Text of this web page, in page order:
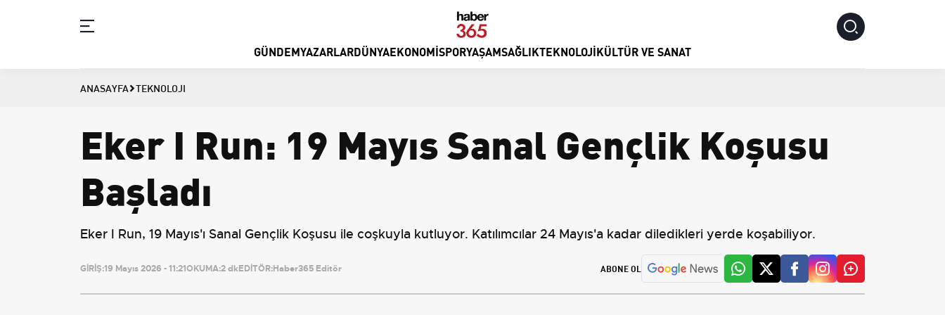
GÜNDEMYAZARLARDÜNYAEKONOMISPORYAŞAMSAĞLIKTEKNOLOJIKÜLTÜR VE SANAT
ANASAYFA TEKNOLOJI
Eker I Run: 19 Mayıs Sanal Gençlik Koşusu
Başladı
Eker I Run, 19 Mayıs'ı Sanal Gençlik Koşusu ile coşkuyla kutluyor. Katılımcılar 24 Mayıs'a kadar diledikleri yerde koşabiliyor.
GİRİŞ:19 Mayıs 2026 - 11:21OKUMA:2 dkEDİTÖR:Haber365 Editör ABONE OL